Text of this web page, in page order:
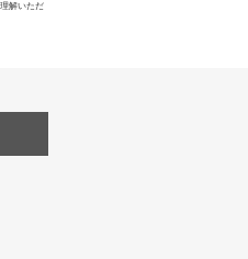
解いただ